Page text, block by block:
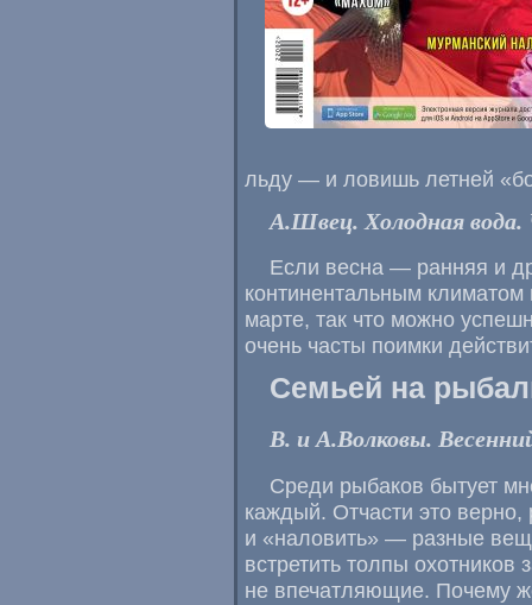
льду — и ловишь летней
А.Швец. Холодная
Если весна — ранняя и
континентальным
марте, так что можно
очень часты поимки
Семьей на
В. и А.Волковы.
Среди рыбаков бытует
каждый. Отчасти это
и «наловить» — разные
встретить толпы
не впечатляющие. Почему